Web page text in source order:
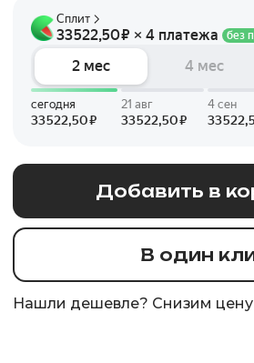
Добавить в
В один
Нашли дешевле? Снизим